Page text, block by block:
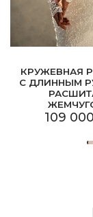
КРУЖЕВНАЯ
С ДЛИННЫМ
109